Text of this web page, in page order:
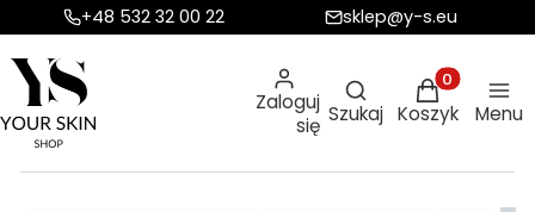
+48 532 32 00 22 sklep@y-s.eu
Zaloguj
się
Otwórz
Szukaj
Produkty w
Koszyk Menu